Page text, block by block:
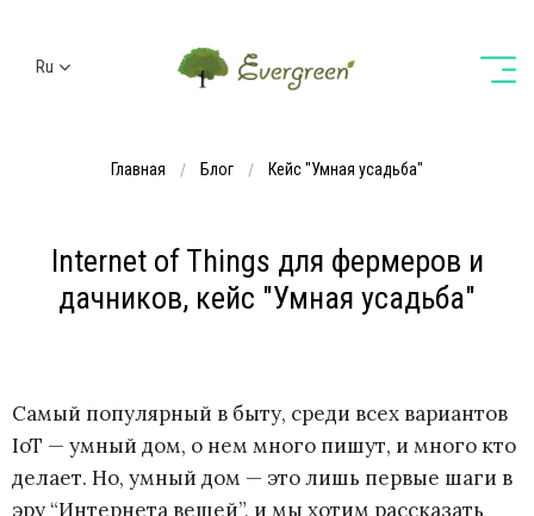
Ru
Главная Блог Кейс "Умная усадьба"
Internet of Things для фермеров и
дачников, кейс "Умная усадьба"
Самый популярный в быту, среди всех вариантов
IoT — умный дом, о нем много пишут, и много кто
делает. Но, умный дом — это лишь первые шаги в
эру “Интернета вещей”, и мы хотим рассказать